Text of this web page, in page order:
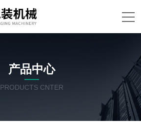
产品中心
PRODUCTS CNTER